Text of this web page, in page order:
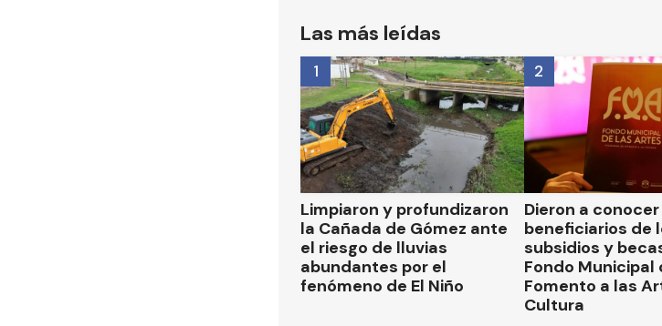
Las más leídas
Limpiaron y profundizaron
la Cañada de Gómez ante
el riesgo de lluvias
abundantes por el
fenómeno de El Niño
1
Dieron a
beneficiarios de
subsidios y
Fondo Municipal
Fomento a las
Cultura
2